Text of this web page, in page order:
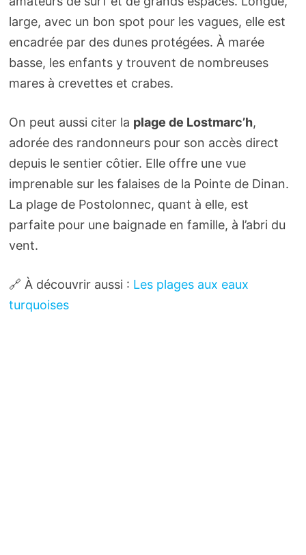
large, avec un bon spot pour les vagues, elle est
encadrée par des dunes protégées. À marée
basse, les enfants y trouvent de nombreuses
mares à crevettes et crabes.
On peut aussi citer la plage de Lostmarc’h,
adorée des randonneurs pour son accès direct
depuis le sentier côtier. Elle offre une vue
imprenable sur les falaises de la Pointe de Dinan.
La plage de Postolonnec, quant à elle, est
parfaite pour une baignade en famille, à l’abri du
vent.
🔗 À découvrir aussi : Les plages aux eaux
turquoises